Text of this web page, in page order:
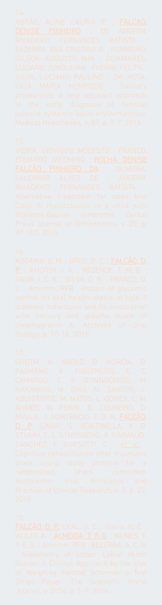
14.
ABRÃO, ALINE LAURIA P. ;
FALCAO,
DENISE PINHEIRO ; DE AMORIM,
RIVADÁVIO FERNANDES BATISTA ;
BEZERRA, ANA CRISTINA B. ; POMBEIRO,
GILSON AUGUSTO N.M. ; GUIMARÃES,
LUCIANO JUNQUEIRA ; FREGNI, FELIPE ;
SILVA, LUCIANO PAULINO ; DA MOTA,
LICIA MARIA HENRIQUE . Salivary
proteomics: A new adjuvant approach
to the early diagnosis of familial
juvenile systemic lupus erythematosus.
Medical Hypotheses, v. 87, p. 7-7, 2016.
15.
VIEIRA, GIOVANNI MODESTO ; FRANCO,
EDUARDO JACOMINO ; ROCHA, DENISE
FALCÃO PINHEIRO DA; OLIVEIRA,
LAUDIMAR ALVES DE ; AMORIM,
RIVADÁVIO FERNANDES BATISTA .
Alternative treatment for open bite
Class III malocclusion in a child with
Williams-Beuren syndrome. Dental
Press Journal of Orthodontics, v. 20, p.
97-107, 2015.
16.
KOGAWA, E. M. ; GRISI, D. C. ; FALCÃO, D.
P. ; AMORIM, I. A. ; REZENDE, T. M. B. ;
SILVA, I. C. R. ; SILVA, O. N. ; FRANCO, O.
L. ; Amorim, RFB . Impact of glycemic
control on oral health status in type 2
diabetes individuals and its association
with salivary and plasma levels of
chromogranin A. Archives of Oral
Biology, p. 10-16, 2015.
17.
GHOTM, K. ARENZ, D. MURCIA, D.
PAGNANO, K. FIGUEREIDO, E. C.
CAMARGO, C. P. D?INNOCENZO, M.
NAKANISH, M. DIAS, M. SANTOS, L.
ABUISTYITIE, M. MATOS, L. GOMES, C. M.
AHMED, W. PEKIN, B. LOUREIRO, D.
MVULA, J. HORTENCIO, T. D. R. FALCÃO,
D. P. SINGH, S. VEINTIMILLA, K. O.
STUMM, C. L. STRUSBERG, A. NARANJO-
SANCHEZ, F. BARSOTTI, C. , et al. ;
Cognitive rehabilitation after traumatic
brain injury: study protocol for a
randomized, sham controlled,
multicenter trial. Principles and
Practice of Clinical Research, v. 2, p. 22,
2015.
18.
FALCÃO, D. P.; LEAL, S. C. ; Vieira, N. C. ;
WOLFF, A. ; ALMEIDA, T. F. G. ; NUNES, F.
P. E. S. ; Amorim, RFB ; BEZERRA, A. C. B.
. Sialometry of Upper Labial Minor
Glands: A Clinical Approach by the Use
of Weighing Method Schirmer s Test
Strips Paper. The Scientific World
Journal, v. 2014, p. 1-9, 2014.